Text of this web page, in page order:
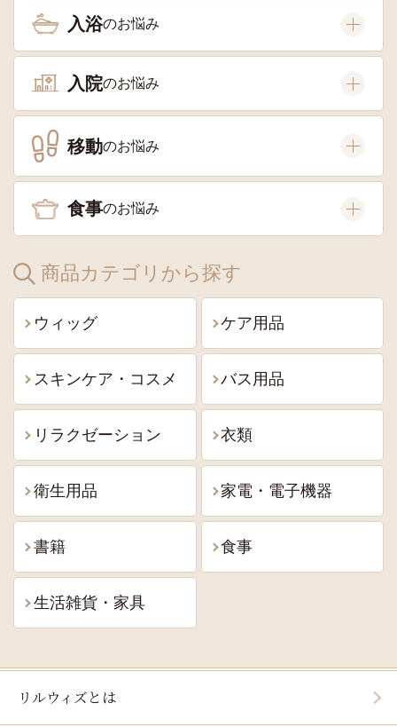
入浴
入院
移動
食事
商品カテゴリから探す
ウィッグ ケア用品
スキンケア・コスメ バス用品
リラクゼーション 衣類
衛生用品 家電・電子機器
書籍 食事
生活雑貨・家具
リルウィズとは